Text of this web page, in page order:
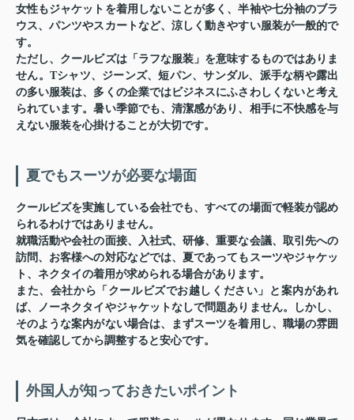
女性もジャケットを着用しないことが多く、半袖や七分袖のブラ
ウス、パンツやスカートなど、涼しく動きやすい服装が一般的で
す。
ただし、クールビズは「ラフな服装」を意味するものではありま
せん。Tシャツ、ジーンズ、短パン、サンダル、派手な柄や露出
の多い服装は、多くの企業ではビジネスにふさわしくないと考え
られています。暑い季節でも、清潔感があり、相手に不快感を与
えない服装を心掛けることが大切です。
夏でもスーツが必要な場面
クールビズを実施している会社でも、すべての場面で軽装が認め
られるわけではありません。
就職活動や会社の面接、入社式、研修、重要な会議、取引先への
訪問、お客様への対応などでは、夏であってもスーツやジャケッ
ト、ネクタイの着用が求められる場合があります。
また、会社から「クールビズでお越しください」と案内があれ
ば、ノーネクタイやジャケットなしで問題ありません。しかし、
そのような案内がない場合は、まずスーツを着用し、職場の雰囲
気を確認してから調整すると安心です。
外国人が知っておきたいポイント